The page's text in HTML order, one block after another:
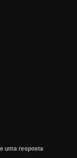
uma resposta